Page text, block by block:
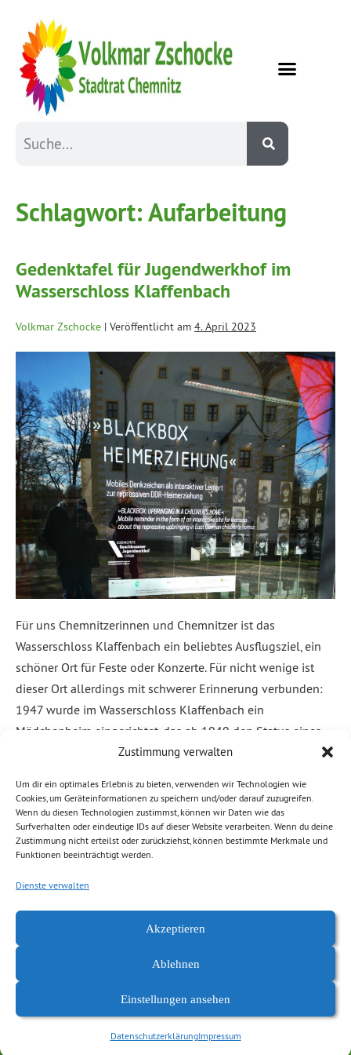
Zustimmung verwalten
Um dir ein optimales Erlebnis zu bieten, verwenden wir Technologien wie
Cookies, um Geräteinformationen zu speichern und/oder darauf zuzugreifen.
Wenn du diesen Technologien zustimmst, können wir Daten wie das
Surfverhalten oder eindeutige IDs auf dieser Website verarbeiten. Wenn du deine
Zustimmung nicht erteilst oder zurückziehst, können bestimmte Merkmale und
Funktionen beeinträchtigt werden.
Dienste verwalten
Akzeptieren
Ablehnen
Einstellungen ansehen
DatenschutzerklärungImpressum
Schlagwort:Aufarbeitung
Gedenktafel für Jugendwerkhof im
Wasserschloss Klaffenbach
Volkmar Zschocke | Veröffentlicht am 4. April 2023
Für uns Chemnitzerinnen und Chemnitzer ist das
Wasserschloss Klaffenbach ein beliebtes Ausflugsziel, ein
schöner Ort für Feste oder Konzerte. Für nicht wenige ist
dieser Ort allerdings mit schwerer Erinnerung verbunden:
1947 wurde im Wasserschloss Klaffenbach ein
Mädchenheim eingerichtet, das ab 1949 den Status eines
Jugendwerkhofs für Mädchen im Alter von 14 bis 18 Jahren
Weiterlesen
Abgelegt unter: Allgemein,Kultur, Bildung